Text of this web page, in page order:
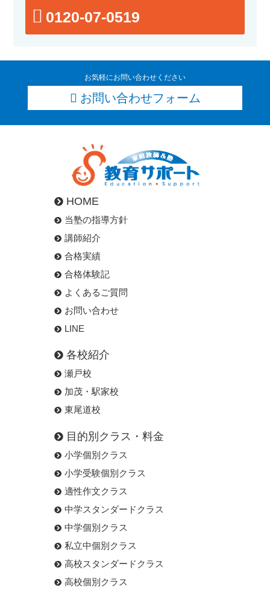
0120-07-0519
お気軽にお問い合わせください
お問い合わせフォーム
HOME
当塾の指導方針
講師紹介
合格実績
合格体験記
よくあるご質問
お問い合わせ
LINE
各校紹介
瀬戸校
加茂・駅家校
東尾道校
目的別クラス・料金
小学個別クラス
小学受験個別クラス
適性作文クラス
中学スタンダードクラス
中学個別クラス
私立中個別クラス
高校スタンダードクラス
高校個別クラス